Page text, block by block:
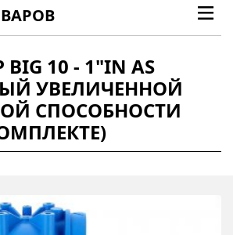
10 - 1"IN AS
УВЕЛИЧЕННОЙ
СПОСОБНОСТИ